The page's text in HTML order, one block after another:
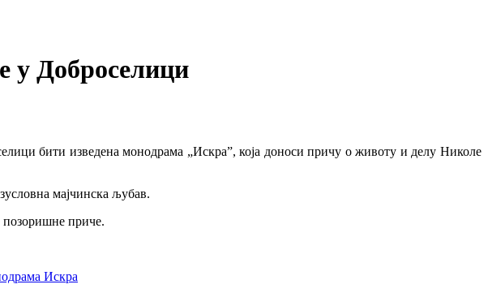
у Доброселици
бити изведена монодрама „Искра”, која доноси причу о животу и делу Николе
мајчинска љубав.
позоришне приче.
Искра